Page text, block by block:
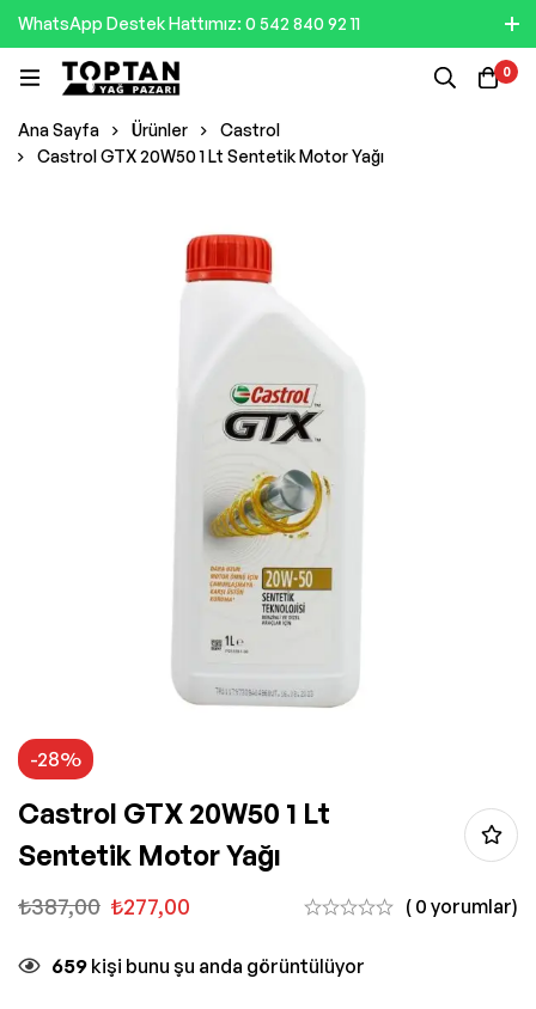
WhatsApp Destek Hattımız: 0 542 840 92 11
0
Ana Sayfa Ürünler
Castrol
Castrol GTX 20W50 1 Lt Sentetik Motor Yağı
-28%
Castrol GTX 20W50 1 Lt
Sentetik Motor Yağı
₺387,00 ₺277,00 ( 0 yorumlar)
659 kişi bunu şu anda görüntülüyor